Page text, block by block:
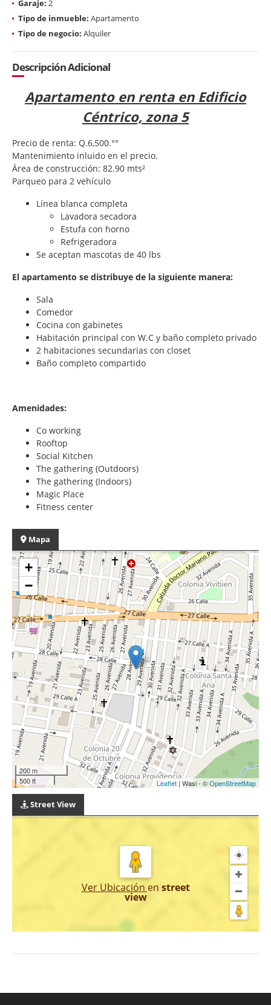
Garaje: 2
Tipo de inmueble: Apartamento
Tipo de negocio: Alquiler
Descripción Adicional
Apartamento en renta en Edificio
Céntrico, zona 5
Precio de renta: Q.6,500.°°
Mantenimiento inluido en el precio.
Área de construcción: 82.90 mts²
Parqueo para 2 vehículo
Línea blanca completa
Lavadora secadora
Estufa con horno
Refrigeradora
Se aceptan mascotas de 40 lbs
El apartamento se distribuye de la siguiente manera:
Sala
Comedor
Cocina con gabinetes
Habitación principal con W.C y baño completo privado
2 habitaciones secundarias con closet
Baño completo compartido
Amenidades:
Co working
Rooftop
Social Kitchen
The gathering (Outdoors)
The gathering (Indoors)
Magic Place
Fitness center
Mapa
+
−
200 m
500 ft
Leaflet | Wasi - ©OpenStreetMap
Street View
Ver Ubicación en street
view